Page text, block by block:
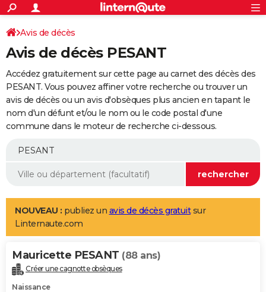
ACTUALITÉS
Politique
Société
Faits Divers
Education
Monde
Villes
+
SPORT
Coupe du monde 2026
Football
Tennis
Cyclisme
Rugby
Forum
Programme TV
TNT
Streaming
Cinéma
Sorties cinéma
Musique
+
FINANCE
Retraite
Epargne
Immobilier
Risques naturels par ville
Banque
Assurance
AUTO
Essais
Réserver un essai
Citadines
Berlines
SUV
Forum auto
+
Mobiles
Meilleur smartphone
Internet
Ordinateurs
Jeux vidéo
Guide high-tech
Aménagement intérieur
LIFESTYLE
Art de vivre
Bien-être
Loisirs
Mode
Modes de vie
Alimentation
Guide de la santé
Maladies
Médicaments
Sommeil
VOYAGE
Destinations
City break
Voyage nature
Voyage de noces
Forum
Climat
+PHOTO
Avis de décès
Avis de décès PESANT
Accédez gratuitement sur cette page au carnet des décès des
PESANT. Vous pouvez affiner votre recherche ou trouver un
avis de décès ou un avis d'obsèques plus ancien en tapant le
nom d'un défunt et/ou le nom ou le code postal d'une
commune dans le moteur de recherche ci-dessous.
NOUVEAU : publiez un avis de décès gratuitsur
Linternaute.com
Mauricette PESANT (88 ans)
Créer une cagnotte obsèques
Naissance